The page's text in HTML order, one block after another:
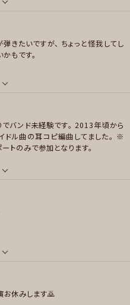
ジ
ービー、ゆらゆら帝国
ドロック/ヘヴィメタル , ファンク/
ジ
ダーズ/wacci/ヨルシカ/ずっと真
などなど。 基本的に特定
好きというタイプです
きたいですが、 ちょっと怪我してし
もです。
vanhalen helloween 不可思議
ップシンデレラ system of a do
ルーハーツ マキシマムザホルモン
ドロック/ヘヴィメタル , スラッシ
/テクノ
バンド未経験です。 2013年頃から
ドル曲の耳コピ編曲してました。 ※
トのみで参加となります。
ー、RADWIMPS、坂道
休みします🙇